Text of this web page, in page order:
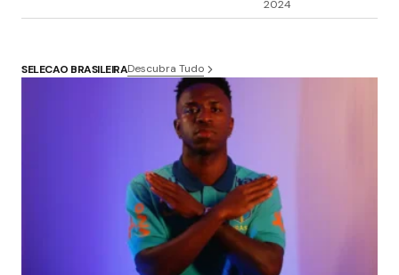
2024
SELECAO BRASILEIRADescubra Tudo